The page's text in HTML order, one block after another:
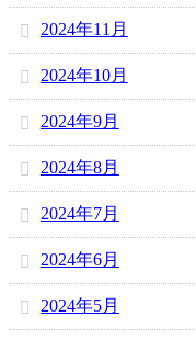
2024年11月
2024年10月
2024年9月
2024年8月
2024年7月
2024年6月
2024年5月